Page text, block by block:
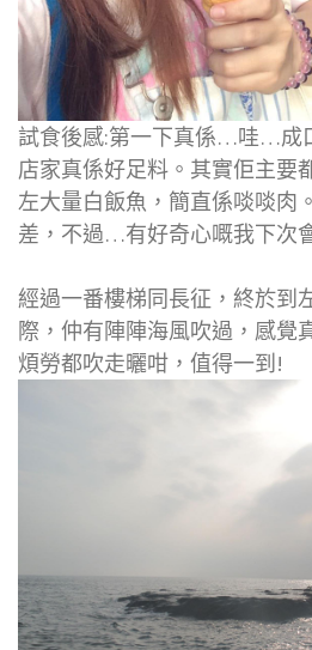
試食後感:第一下真係…哇…成
店家真係好足料。其實佢主要
左大量白飯魚，簡直係啖啖肉
差，不過…有好奇心嘅我下次
經過一番樓梯同長征，終於到
際，仲有陣陣海風吹過，感覺
煩勞都吹走曬咁，值得一到!